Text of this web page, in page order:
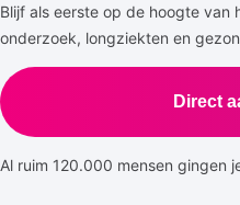
Blijf als eerste op de hoogte van
onderzoek, longziekten en
Direct
Al ruim 120.000 mensen gingen